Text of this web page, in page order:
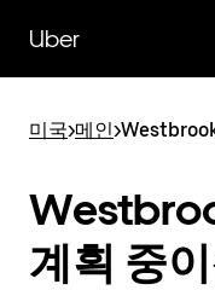
Uber
미국>메인>
계획 중